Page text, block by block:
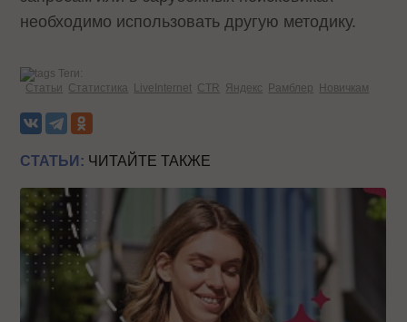
необходимо использовать другую методику.
Теги:
Статьи Статистика LiveInternet CTR Яндекс Рамблер Новичкам
СТАТЬИ: ЧИТАЙТЕ ТАКЖЕ